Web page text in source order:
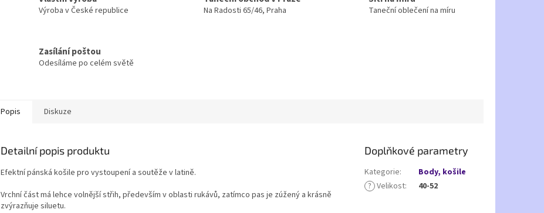
Výroba v České republice Na Radosti 65/46, Praha Taneční oblečení na míru
Zasílání poštou
Odesíláme po celém světě
Popis Diskuze
Detailní popis produktu
Efektní pánská košile pro vystoupení a soutěže v latině.
Vrchní část má lehce volnější střih, především v oblasti rukávů, zatímco pas je zúžený a krásně
zvýrazňuje siluetu.
Doplňkové parametry
Kategorie:
Body, košile
? Velikost: 40-52